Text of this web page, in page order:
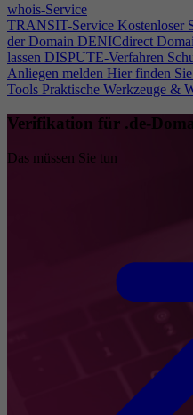
whois-Service
TRANSIT-Service Kostenloser
der Domain DENICdirect
lassen DISPUTE-Verfahren
Anliegen melden Hier finden
Tools Praktische Werkzeuge &
Verifikation für .de-
Das müssen Sie tun